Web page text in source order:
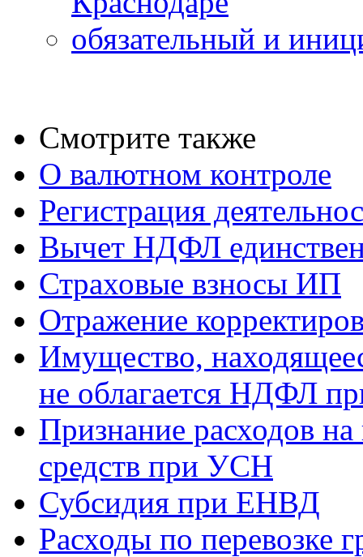
обязательный и
Смотрите также
О валютном контроле
Регистрация
Вычет НДФЛ
Страховые взносы ИП
Отражение
Имущество,
не облагается НДФЛ
Признание расходов
средств при УСН
Субсидия при ЕНВД
Расходы по перевозке